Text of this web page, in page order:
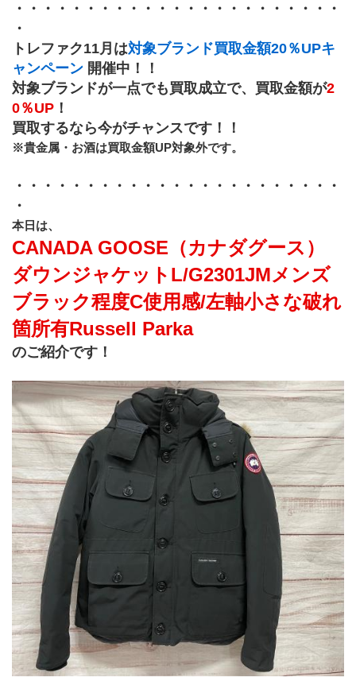
・・・・・・・・・・・・・・・・・・・・・・・
・
トレファク11月は対象ブランド買取金額20％UPキ
ャンペーン 開催中！！
対象ブランドが一点でも買取成立で、買取金額が2
0％UP ！
買取するなら今がチャンスです！！
※貴金属・お酒は買取金額UP対象外です。
・・・・・・・・・・・・・・・・・・・・・・・
・
﻿本日は、
CANADA GOOSE（カナダグース）
ダウンジャケットL/G2301JMメンズ
ブラック程度C使用感/左軸小さな破れ
箇所有Russell Parka
のご紹介です！